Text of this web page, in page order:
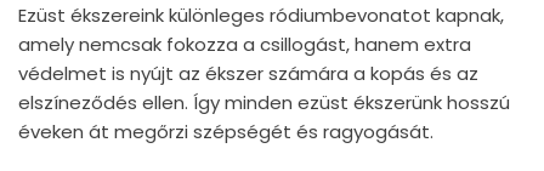
Ezüst ékszereink különleges ródiumbevonatot kapnak,
amely nemcsak fokozza a csillogást, hanem extra
védelmet is nyújt az ékszer számára a kopás és az
elszíneződés ellen. Így minden ezüst ékszerünk hosszú
éveken át megőrzi szépségét és ragyogását.